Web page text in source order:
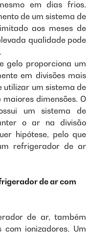
em dias frios.
de um sistema de
aos meses de
qualidade pode
gelo proporciona um
em divisões mais
utilizar um sistema de
dimensões. O
um sistema de
o ar na divisão
hipótese, pelo que
refrigerador de ar
de ar com
de ar, também
ionizadores. Um